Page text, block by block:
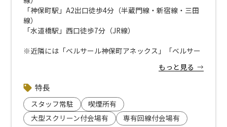
「神保町駅」A2出口徒歩4分（半蔵門線・新宿線・三田
線）
「水道橋駅」西口徒歩7分（JR線）
※近隣には「ベルサール神保町アネックス」「ベルサー
▼近隣駐車場のご案内
※下記リンクより 「ベルサール神保町」で検索くださ
い。
<strong><a style="color: blue; text-decoration:
もっと見る
特長
スタッフ常駐
喫煙所有
大型スクリーン付会場有
専有回線付会場有